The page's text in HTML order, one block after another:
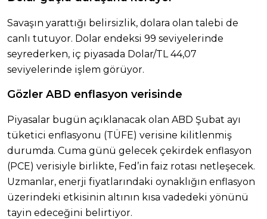
Savaşın yarattığı belirsizlik, dolara olan talebi de
canlı tutuyor. Dolar endeksi 99 seviyelerinde
seyrederken, iç piyasada Dolar/TL 44,07
seviyelerinde işlem görüyor.
Gözler ABD enflasyon verisinde
Piyasalar bugün açıklanacak olan ABD Şubat ayı
tüketici enflasyonu (TÜFE) verisine kilitlenmiş
durumda. Cuma günü gelecek çekirdek enflasyon
(PCE) verisiyle birlikte, Fed’in faiz rotası netleşecek.
Uzmanlar, enerji fiyatlarındaki oynaklığın enflasyon
üzerindeki etkisinin altının kısa vadedeki yönünü
tayin edeceğini belirtiyor.